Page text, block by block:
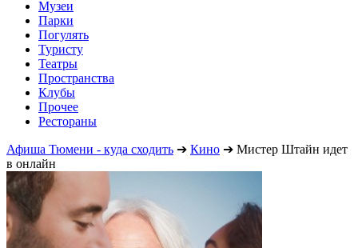
Музеи
Парки
Погулять
Туристу
Театры
Пространства
Клубы
Прочее
Рестораны
Афиша Тюмени - куда сходить ➔ Кино ➔ Мистер Штайн идет
в онлайн